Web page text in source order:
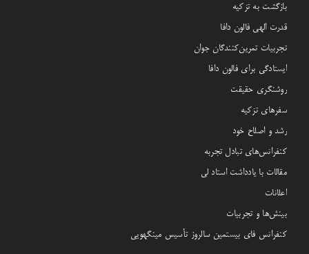
بازگشت به تزکیه
قدرت الهی فالون دافا
تجربیات تمرین‌کنندگان جوان
ایستادگی برای فالون دافا
روشنگری حقیقت
سفرهای تزکیه
رشد و اصلاح خود
کنفرانس‌های تبادل تجربه
مقالات با یادداشت‌ استاد لی
اعلانات
بینش‌ها و تجربیات
کنفرانس فای بیستمین سالروز تأسیس مینگهویی